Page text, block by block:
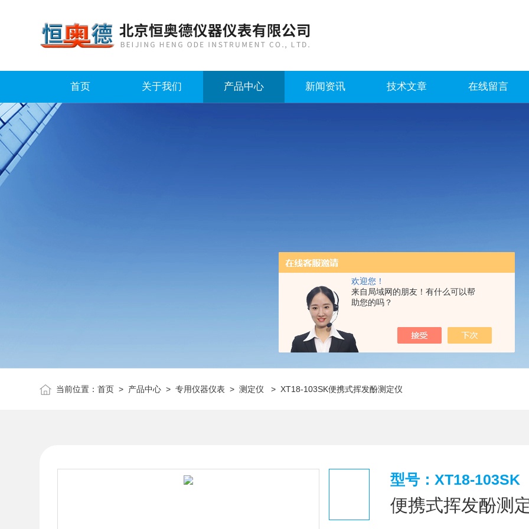
欢迎您！
来自局域网的朋友！有什么可以帮
助您的吗？
首页 关于我们 产品中心 新闻资讯 技术文章 在线留言
当前位置：首页 > 产品中心 >专用仪器仪表 >测定仪 > XT18-103SK便携式挥发酚测定仪
型号：XT18-103SK
便携式挥发酚测